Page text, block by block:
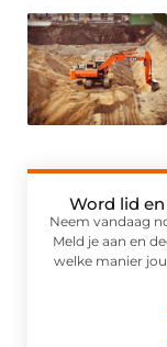
Word lid
Neem vandaag
Meld je aan en
welke manier